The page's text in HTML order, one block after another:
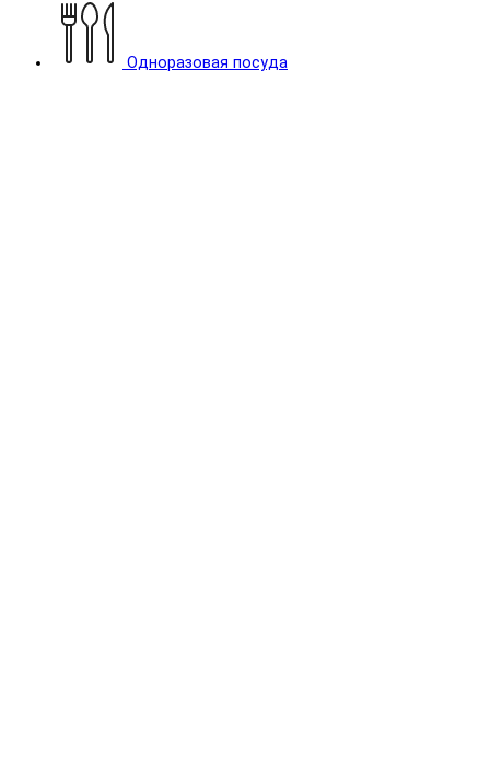
Одноразовая посуда